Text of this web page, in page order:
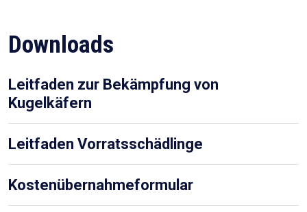
Downloads
Leitfaden zur Bekämpfung von
Kugelkäfern
Leitfaden Vorratsschädlinge
Kostenübernahmeformular